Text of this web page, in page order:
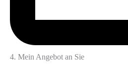
4. Mein Angebot an Sie